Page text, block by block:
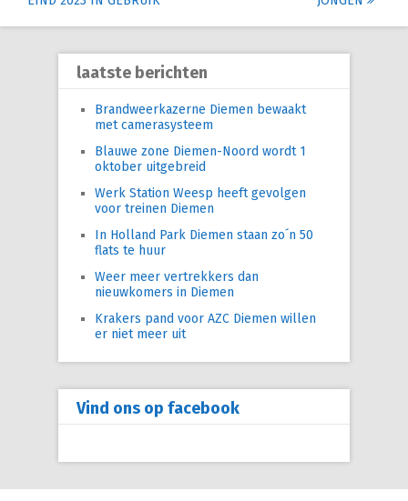
laatste berichten
Brandweerkazerne Diemen bewaakt
met camerasysteem
Blauwe zone Diemen-Noord wordt 1
oktober uitgebreid
Werk Station Weesp heeft gevolgen
voor treinen Diemen
In Holland Park Diemen staan zo´n 50
flats te huur
Weer meer vertrekkers dan
nieuwkomers in Diemen
Krakers pand voor AZC Diemen willen
er niet meer uit
Vind ons op facebook